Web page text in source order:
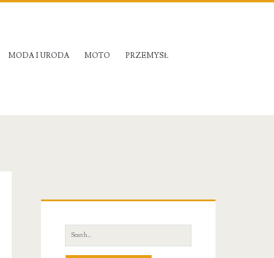
MODA I URODA MOTO PRZEMYSŁ
Sidebar
Search
for: